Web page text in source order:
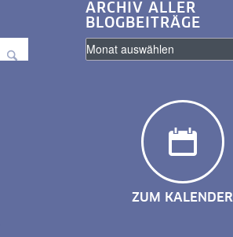
ARCHIV ALLER
BLOGBEITRÄGE
ZUM KALENDER